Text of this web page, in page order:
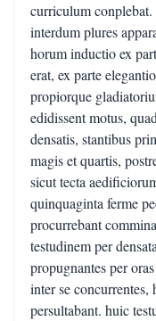
curriculum conplebat.
interdum plures
horum inductio ex
erat, ex parte
propiorque
edidissent motus,
densatis, stantibus
magis et quartis,
sicut tecta
quinquaginta ferme
procurrebant
testudinem per
propugnantes per
inter se concurrentes,
persultabant. huic